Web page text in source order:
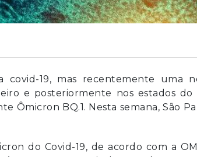
19, mas recentemente uma
e posteriormente nos estados do
Ômicron BQ.1. Nesta semana, São
do Covid-19, de acordo com a